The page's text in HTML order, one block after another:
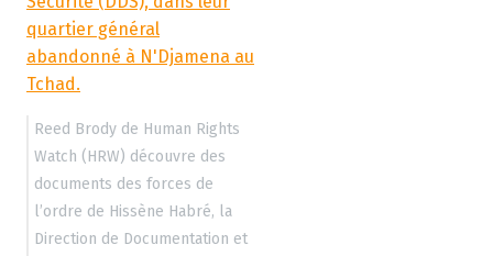
Reed Brody de Human Rights
Watch (HRW) découvre des
documents des forces de
l’ordre de Hissène Habré, la
Direction de Documentation et